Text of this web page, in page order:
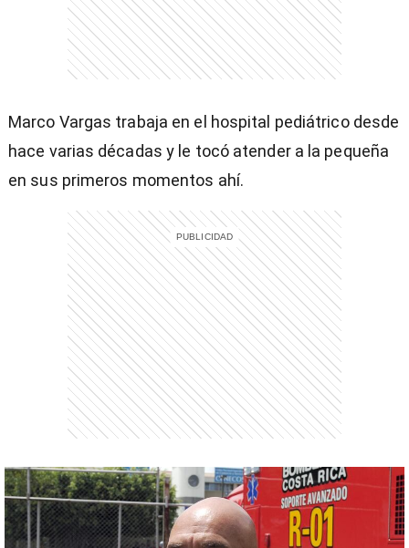
Marco Vargas trabaja en el hospital pediátrico desde
hace varias décadas y le tocó atender a la pequeña
en sus primeros momentos ahí.